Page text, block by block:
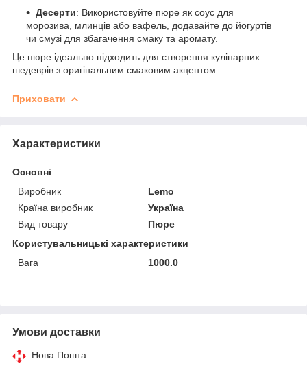
Десерти: Використовуйте пюре як соус для
морозива, млинців або вафель, додавайте до йогуртів
чи смузі для збагачення смаку та аромату.
Це пюре ідеально підходить для створення кулінарних
шедеврів з оригінальним смаковим акцентом.
Приховати
Характеристики
Основні
Виробник
Lemo
Країна виробник
Україна
Вид товару
Пюре
Користувальницькі характеристики
Вага
1000.0
Умови доставки
Нова Пошта